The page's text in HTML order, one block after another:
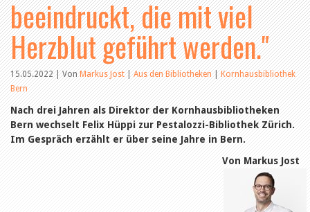
Agenda
Dienstleistungen
biblioBE nutzen
Aus der Kommission
Aus den Bibliotheken
Organisation
Raum und Infrastruktur
Bestand
Benutzung
Finanzen
Personal
Qualitätsmanagement
Recht und Politik
Öffentlichkeitsarbeit
beeindruckt, die mit viel
Herzblut geführt werden."
15.05.2022 | VonMarkus Jost|Aus den Bibliotheken|Kornhausbibliothek
Bern
Nach drei Jahren als Direktor der Kornhausbibliotheken
Bern wechselt Felix Hüppi zur Pestalozzi-Bibliothek Zürich.
Im Gespräch erzählt er über seine Jahre in Bern.
Von Markus Jost